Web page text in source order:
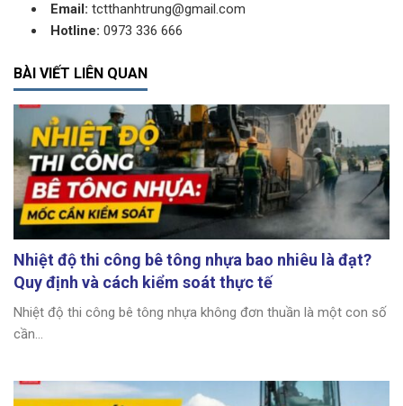
Email: tctthanhtrung@gmail.com
Hotline: 0973 336 666
BÀI VIẾT LIÊN QUAN
Nhiệt độ thi công bê tông nhựa bao nhiêu là đạt?
Quy định và cách kiểm soát thực tế
Nhiệt độ thi công bê tông nhựa không đơn thuần là một con số
cần...